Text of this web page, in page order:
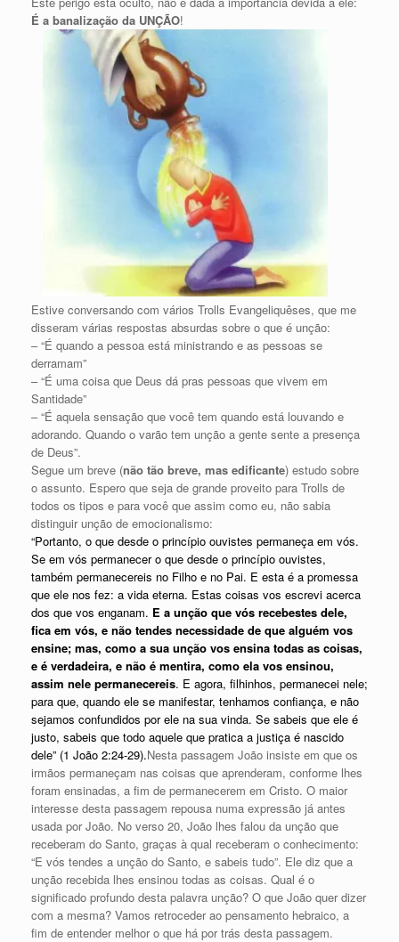
É a banalização da UNÇÃO!
Estive conversando com vários Trolls Evangeliquêses, que me
disseram várias respostas absurdas sobre o que é unção:
– “É quando a pessoa está ministrando e as pessoas se
derramam”
– “É uma coisa que Deus dá pras pessoas que vivem em
Santidade”
– “É aquela sensação que você tem quando está louvando e
adorando. Quando o varão tem unção a gente sente a presença
de Deus”.
Segue um breve (não tão breve, mas edificante) estudo sobre
o assunto. Espero que seja de grande proveito para Trolls de
todos os tipos e para você que assim como eu, não sabia
distinguir unção de emocionalismo:
“Portanto, o que desde o princípio ouvistes permaneça em vós.
Se em vós permanecer o que desde o princípio ouvistes,
também permanecereis no Filho e no Pai. E esta é a promessa
que ele nos fez: a vida eterna. Estas coisas vos escrevi acerca
dos que vos enganam. E a unção que vós recebestes dele,
fica em vós, e não tendes necessidade de que alguém vos
ensine; mas, como a sua unção vos ensina todas as coisas,
e é verdadeira, e não é mentira, como ela vos ensinou,
assim nele permanecereis. E agora, filhinhos, permanecei nele;
para que, quando ele se manifestar, tenhamos confiança, e não
sejamos confundidos por ele na sua vinda. Se sabeis que ele é
justo, sabeis que todo aquele que pratica a justiça é nascido
dele” (1 João 2:24-29).Nesta passagem João insiste em que os
irmãos permaneçam nas coisas que aprenderam, conforme lhes
foram ensinadas, a fim de permanecerem em Cristo. O maior
interesse desta passagem repousa numa expressão já antes
usada por João. No verso 20, João lhes falou da unção que
receberam do Santo, graças à qual receberam o conhecimento:
“E vós tendes a unção do Santo, e sabeis tudo”. Ele diz que a
unção recebida lhes ensinou todas as coisas. Qual é o
significado profundo desta palavra unção? O que João quer dizer
com a mesma? Vamos retroceder ao pensamento hebraico, a
fim de entender melhor o que há por trás desta passagem.